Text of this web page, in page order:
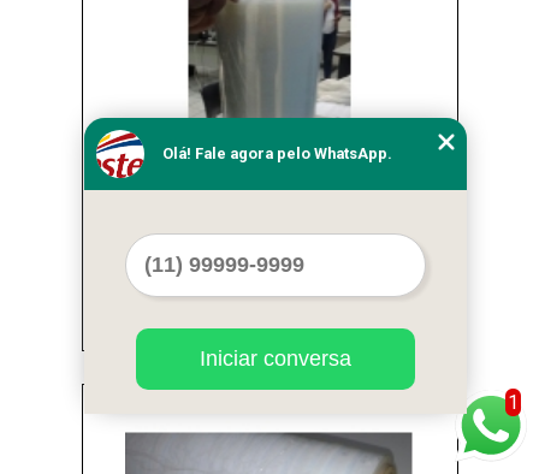
fábrica de filme stretch automatico Parque
Residencial da Lapa
1
Olá! Fale agora pelo WhatsApp.
Iniciar conversa